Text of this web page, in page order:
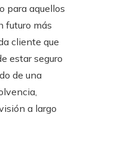
para aquellos
futuro más
cliente que
estar seguro
de una
a largo